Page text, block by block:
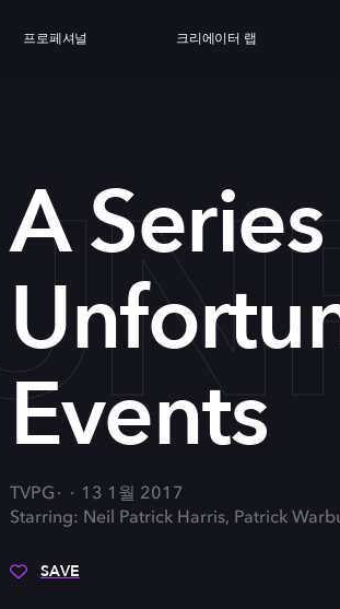
프로페셔널 크리에이터 랩
A
Events
TVPG
13 1월 2017
Starring: Neil Patrick Harris, Patrick
SAVE